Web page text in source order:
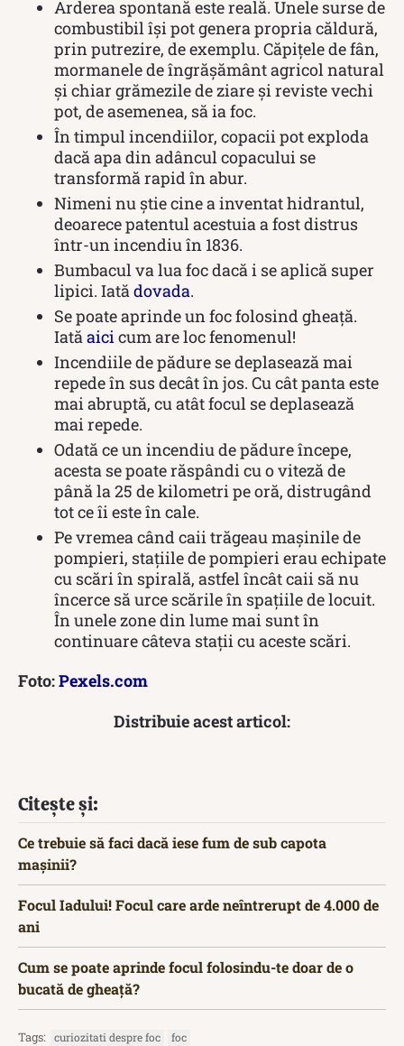
Arderea spontană este reală. Unele surse de
combustibil își pot genera propria căldură,
prin putrezire, de exemplu. Căpițele de fân,
mormanele de îngrășământ agricol natural
și chiar grămezile de ziare și reviste vechi
pot, de asemenea, să ia foc.
În timpul incendiilor, copacii pot exploda
dacă apa din adâncul copacului se
transformă rapid în abur.
Nimeni nu știe cine a inventat hidrantul,
deoarece patentul acestuia a fost distrus
într-un incendiu în 1836.
Bumbacul va lua foc dacă i se aplică super
lipici. Iată dovada.
Se poate aprinde un foc folosind gheață.
Iată aici cum are loc fenomenul!
Incendiile de pădure se deplasează mai
repede în sus decât în ​​jos. Cu cât panta este
mai abruptă, cu atât focul se deplasează
mai repede.
Odată ce un incendiu de pădure începe,
acesta se poate răspândi cu o viteză de
până la 25 de kilometri pe oră, distrugând
tot ce îi este în cale.
Pe vremea când caii trăgeau mașinile de
pompieri, stațiile de pompieri erau echipate
cu scări în spirală, astfel încât caii să nu
încerce să urce scările în spațiile de locuit.
În unele zone din lume mai sunt în
continuare câteva stații cu aceste scări.
Foto:Pexels.com
Distribuie acest articol:
Citește și:
Ce trebuie să faci dacă iese fum de sub capota
mașinii?
Focul Iadului! Focul care arde neîntrerupt de 4.000 de
ani
Cum se poate aprinde focul folosindu-te doar de o
bucată de gheață?
Tags: curiozitati despre foc foc